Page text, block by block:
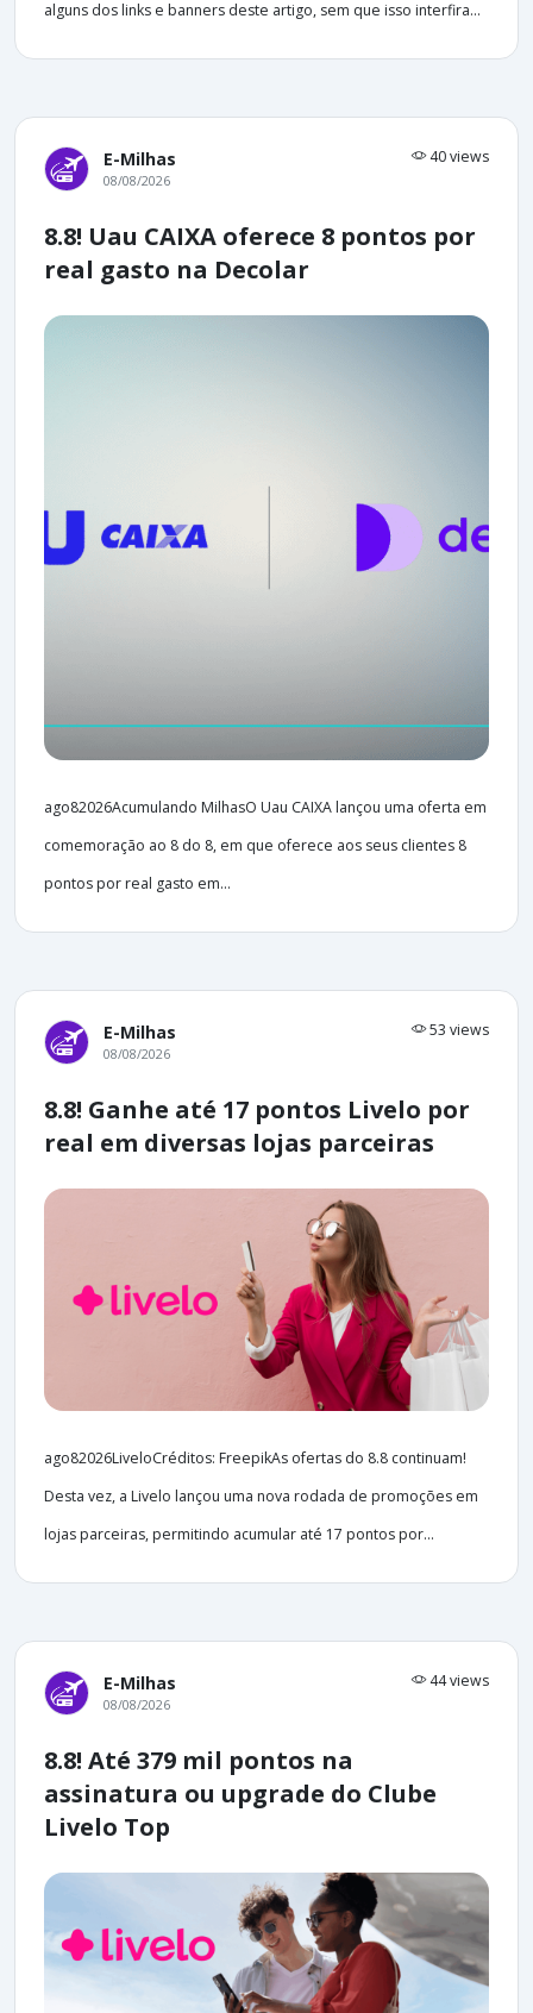
alguns dos links e banners deste artigo, sem que isso interfira...
E-Milhas 40 views
08/08/2026
8.8! Uau CAIXA oferece 8 pontos por
real gasto na Decolar
ago82026Acumulando MilhasO Uau CAIXA lançou uma oferta em
comemoração ao 8 do 8, em que oferece aos seus clientes 8
pontos por real gasto em...
E-Milhas 53 views
08/08/2026
8.8! Ganhe até 17 pontos Livelo por
real em diversas lojas parceiras
ago82026LiveloCréditos: FreepikAs ofertas do 8.8 continuam!
Desta vez, a Livelo lançou uma nova rodada de promoções em
lojas parceiras, permitindo acumular até 17 pontos por...
E-Milhas 44 views
08/08/2026
8.8! Até 379 mil pontos na
assinatura ou upgrade do Clube
Livelo Top